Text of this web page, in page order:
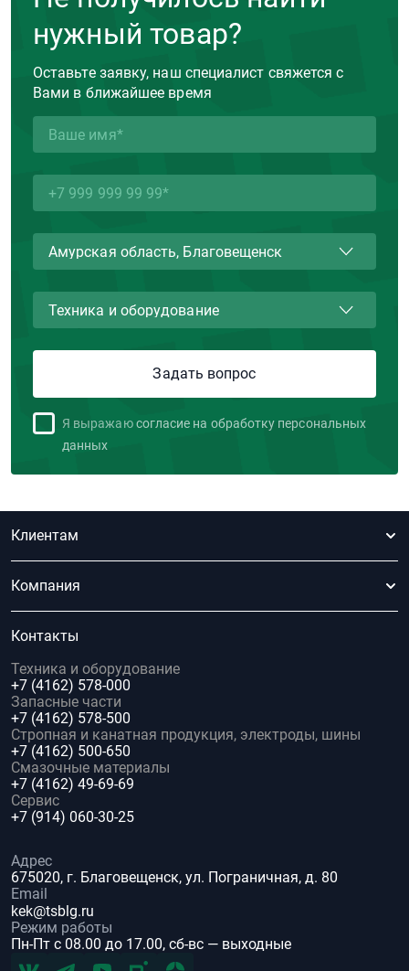
нужный товар?
Оставьте заявку, наш специалист свяжется с
Вами в ближайшее время
Я выражаю согласие на обработку персональных
данных
Клиентам
Компания
Контакты
Техника и оборудование
+7 (4162) 578-000
Запасные части
+7 (4162) 578-500
Стропная и канатная продукция, электроды, шины
+7 (4162) 500-650
Смазочные материалы
+7 (4162) 49-69-69
Сервис
+7 (914) 060-30-25
Адрес
675020, г. Благовещенск, ул. Пограничная, д. 80
Email
kek@tsblg.ru
Режим работы
Пн-Пт с 08.00 до 17.00, сб-вс — выходные